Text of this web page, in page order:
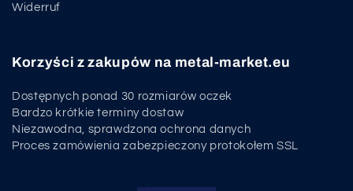
Widerruf
Korzyści z zakupów na metal-market.eu
Dostępnych ponad 30 rozmiarów oczek
Bardzo krótkie terminy dostaw
Niezawodna, sprawdzona ochrona danych
Proces zamówienia zabezpieczony protokołem SSL